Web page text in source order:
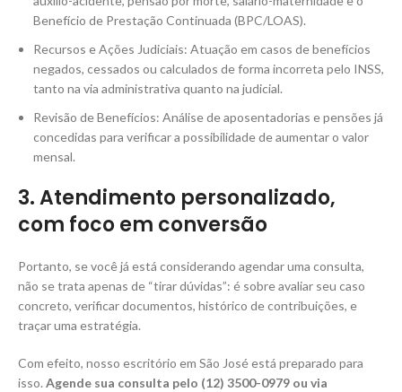
Benefício de Prestação Continuada (BPC/LOAS).
Recursos e Ações Judiciais: Atuação em casos de benefícios
negados, cessados ou calculados de forma incorreta pelo INSS,
tanto na via administrativa quanto na judicial.
Revisão de Benefícios: Análise de aposentadorias e pensões já
concedidas para verificar a possibilidade de aumentar o valor
mensal.
3. Atendimento personalizado,
com foco em conversão
Portanto, se você já está considerando agendar uma consulta,
não se trata apenas de “tirar dúvidas”: é sobre avaliar seu caso
concreto, verificar documentos, histórico de contribuições, e
traçar uma estratégia.
Com efeito, nosso escritório em São José está preparado para
isso. Agende sua consulta pelo (12) 3500-0979 ou via